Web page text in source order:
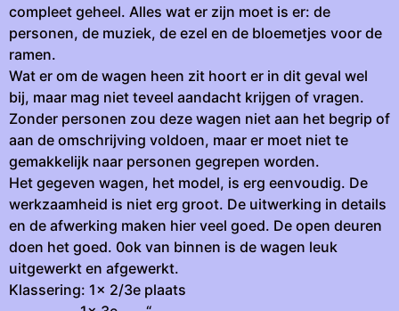
compleet geheel. Alles wat er zijn moet is er: de
personen, de muziek, de ezel en de bloemetjes voor de
ramen.
Wat er om de wagen heen zit hoort er in dit geval wel
bij, maar mag niet teveel aandacht krijgen of vragen.
Zonder personen zou deze wagen niet aan het begrip of
aan de omschrijving voldoen, maar er moet niet te
gemakkelijk naar personen gegrepen worden.
Het gegeven wagen, het model, is erg eenvoudig. De
werkzaamheid is niet erg groot. De uitwerking in details
en de afwerking maken hier veel goed. De open deuren
doen het goed. 0ok van binnen is de wagen leuk
uitgewerkt en afgewerkt.
Klassering: 1x 2/3e plaats